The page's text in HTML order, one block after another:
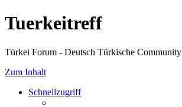
Tuerkeitreff
Türkei Forum - Deutsch Türkische Community
Zum Inhalt
Schnellzugriff